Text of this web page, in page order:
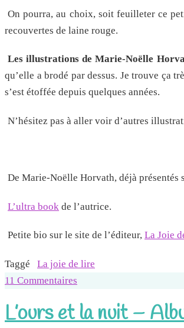
On pourra, au choix, soit feuilleter ce
recouvertes de laine rouge.
Les illustrations de Marie-Noëlle
qu’elle a brodé par dessus. Je trouve ça
s’est étoffée depuis quelques années.
N’hésitez pas à aller voir d’autres
De Marie-Noëlle Horvath, déjà présentés
L’ultra book de l’autrice.
Petite bio sur le site de l’éditeur, La Joie
Taggé
La joie de lire
11 Commentaires
L’ours et la nuit –